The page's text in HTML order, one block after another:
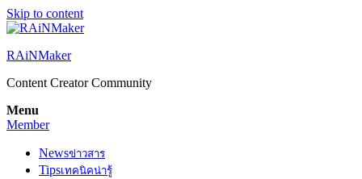
Skip to content
RAiNMaker
Content Creator Community
Menu
Member
Newsข่าวสาร
Tipsเทคนิคน่ารู้